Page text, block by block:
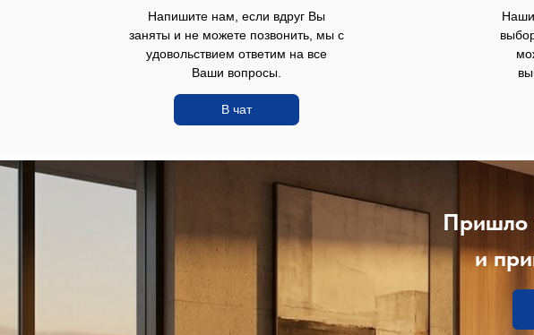
Напишите нам, если вдруг Вы
заняты и не можете позвонить, мы с
удовольствием ответим на все
Ваши вопросы.
Наши
В чат
Пришло
и